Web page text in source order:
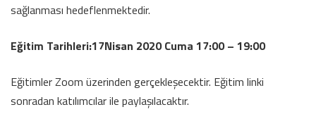
sağlanması hedeflenmektedir.
Eğitim Tarihleri:17Nisan 2020Cuma 17:00 – 19:00
Eğitimler Zoom üzerinden gerçekleşecektir. Eğitim linki
sonradan katılımcılar ile paylaşılacaktır.